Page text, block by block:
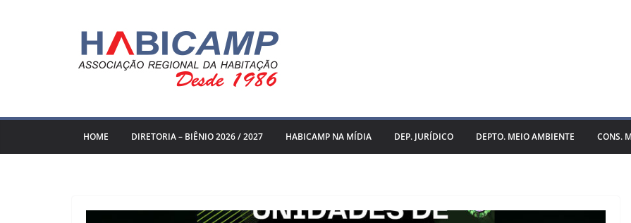
HOME DIRETORIA – BIÊNIO 2026 / 2027 HABICAMP NA MÍDIA DEP. JURÍDICO DEPTO. MEIO AMBIENTE CONS.